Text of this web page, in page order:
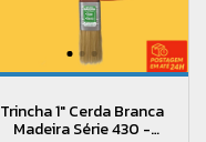
Trincha 1" Cerda Branca
Madeira Série 430 -